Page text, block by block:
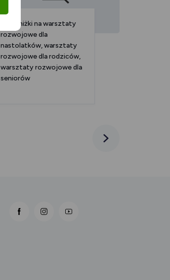
15% zniżki na warsztaty
rozwojowe dla
nastolatków, warsztaty
rozwojowe dla rodziców,
warsztaty rozwojowe dla
seniorów
Następna
link otwiera się nowej karcie
link otwiera się nowej karcie
link otwiera się nowej karcie